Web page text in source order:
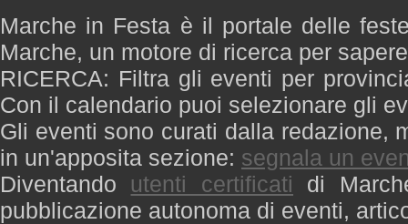
Marche in Festa è il portale delle
Marche, un motore di ricerca per
RICERCA: Filtra gli eventi per
Con il calendario puoi selezionare gli
Gli eventi sono curati dalla redazione,
in un'apposita sezione: segnala un
Diventando utenti certificati di
pubblicazione autonoma di eventi,